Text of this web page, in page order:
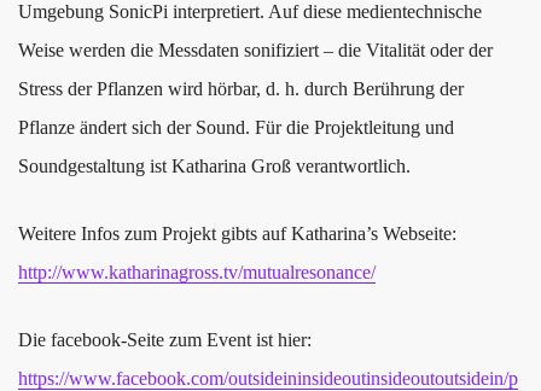
Umgebung SonicPi interpretiert. Auf diese medientechnische
Weise werden die Messdaten sonifiziert – die Vitalität oder der
Stress der Pflanzen wird hörbar, d. h. durch Berührung der
Pflanze ändert sich der Sound. Für die Projektleitung und
Soundgestaltung ist Katharina Groß verantwortlich.
Weitere Infos zum Projekt gibts auf Katharina’s Webseite:
http://www.katharinagross.tv/mutualresonance/
Die facebook-Seite zum Event ist hier:
https://www.facebook.com/outsideininsideoutinsideoutoutsidein/p